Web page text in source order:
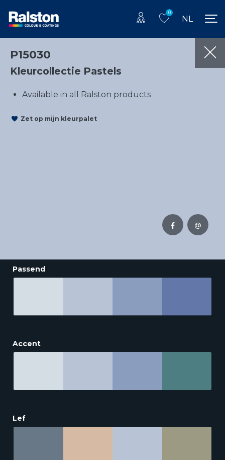
0
NL
P15030
Kleurcollectie Pastels
Available in all Ralston products
Zet op mijn kleurpalet
Passend
Accent
Lef